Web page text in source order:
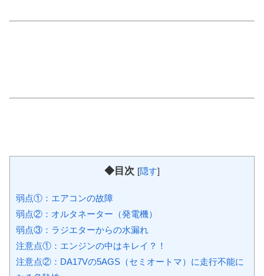
◆目次 [隠す]
弱点①：エアコンの故障
弱点②：オルタネーター（発電機）
弱点③：ラジエターからの水漏れ
注意点①：エンジンの中はキレイ？！
注意点②：DA17Vの5AGS（セミオートマ）に走行不能に